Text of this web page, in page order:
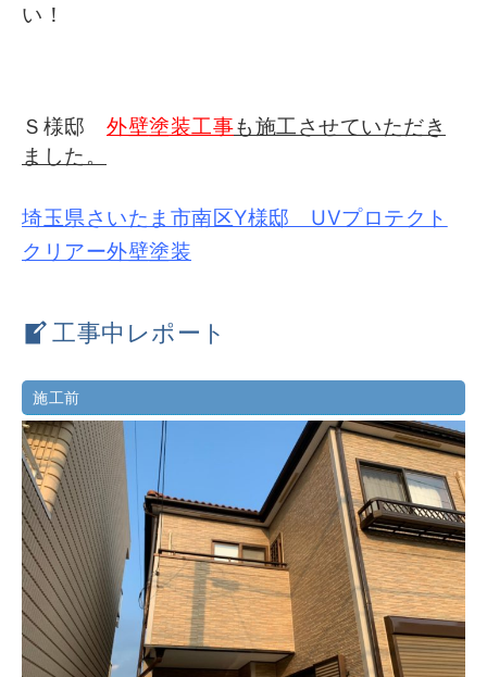
い！
Ｓ様邸 外壁塗装工事も施工させていただき
ました。
埼玉県さいたま市南区Y様邸 UVプロテクト
クリアー外壁塗装
工事中レポート
施工前